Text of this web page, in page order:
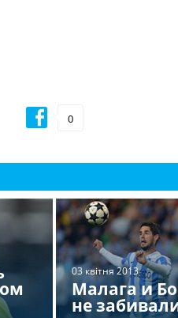
0
03 квітня 2013
Малага и
не